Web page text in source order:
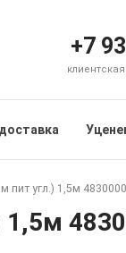
+7
пит угл.) 1,5м